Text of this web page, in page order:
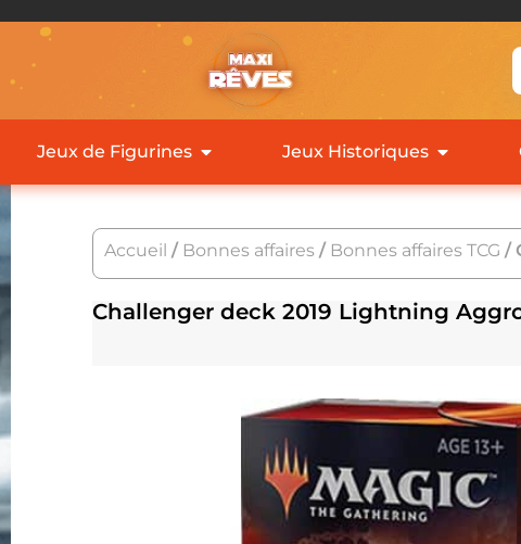
Jeux de Figurines Jeux Historiques
Accueil / Bonnes affaires / Bonnes affaires TCG /
Challenger deck 2019 Lightning